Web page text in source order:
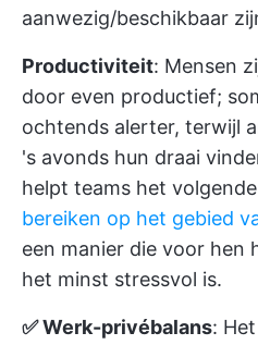
aanwezig/beschikbaar
Productiviteit: Mensen
door even productief;
ochtends alerter, terwijl
's avonds hun draai
helpt teams het
bereiken op het gebied
een manier die voor hen
het minst stressvol is.
✅ Werk-privébalans: